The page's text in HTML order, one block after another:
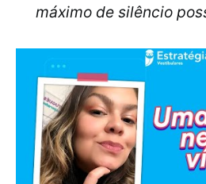
máximo de silêncio